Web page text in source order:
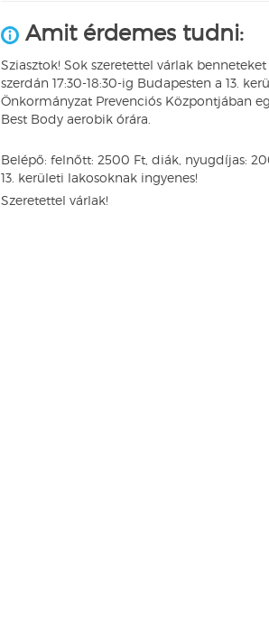
Amit érdemes tudni:
Sziasztok! Sok szeretettel várlak benneteket
szerdán 17:30-18:30-ig Budapesten a 13.
Önkormányzat Prevenciós Központjában
Best Body aerobik órára.
Belépő: felnőtt: 2500 Ft, diák, nyugdíjas:
13. kerületi lakosoknak ingyenes!
Szeretettel várlak!